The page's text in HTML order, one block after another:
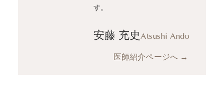
す。
安藤 充史 Atsushi Ando
医師紹介ページへ →